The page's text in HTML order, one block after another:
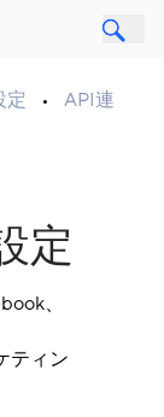
定 •
API連
定
、
ティン